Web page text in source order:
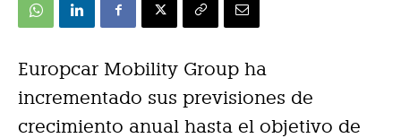
Europcar Mobility Group ha
incrementado sus previsiones de
crecimiento anual hasta el objetivo de